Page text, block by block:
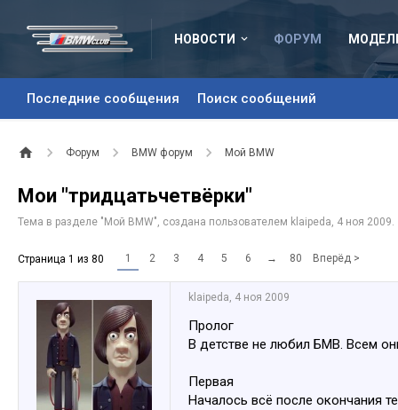
НОВОСТИ ФОРУМ
Последние сообщения Поиск сообщений
Форум BMW форум Мой BMW
Мои "тридцатьчетвёрки"
Тема в разделе " Мой BMW", создана пользователем klaipeda, 4 ноя 2009.
Страница 1 из 80 1 2 3 4 5 6 → 80 Вперёд >
klaipeda, 4 ноя 2009
Пролог
В детстве не любил БМВ. Всем
Первая
Началось всё после окончания